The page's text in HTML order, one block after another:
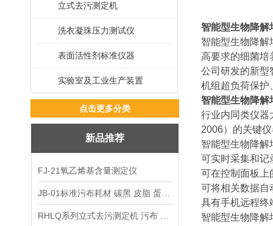
立式去污测定机
洗衣凝珠压力测试仪
表面活性剂标准仪器
实验室及工业生产装置
点击更多分类
新品推荐
FJ-21氧乙烯基含量测定仪
智能型生物降解
智能型生物降解
高要求的细菌培
公司研发的新型
机组超负荷保护
智能型生物降解
行业内同类仪器
2006）的关键
智能型生物降解
可实时采集和记
可在控制面板上
可将相关数据自
具有手机远程终
智能型生物降解